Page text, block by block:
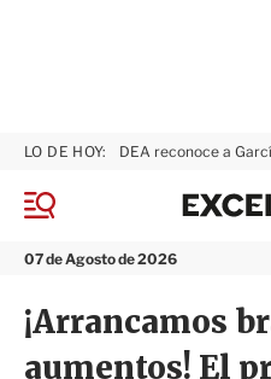
M
n
07 de Agosto de 2026
LO DE HOY: DEA reconoce a
¡Arrancamos
aumentos! El